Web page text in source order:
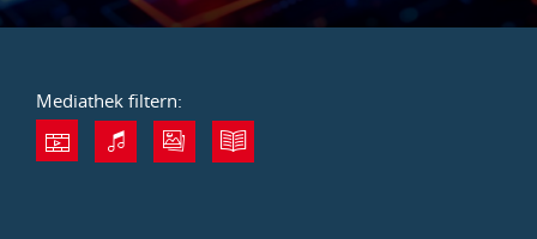
Mediathek filtern: